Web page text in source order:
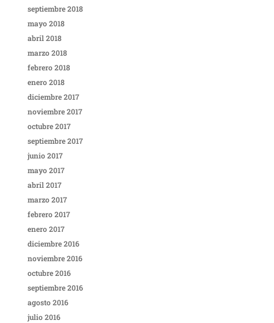
septiembre 2018
mayo 2018
abril 2018
marzo 2018
febrero 2018
enero 2018
diciembre 2017
noviembre 2017
octubre 2017
septiembre 2017
junio 2017
mayo 2017
abril 2017
marzo 2017
febrero 2017
enero 2017
diciembre 2016
noviembre 2016
octubre 2016
septiembre 2016
agosto 2016
julio 2016